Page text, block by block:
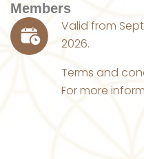
Members
Valid from
2026.
Terms and
For more